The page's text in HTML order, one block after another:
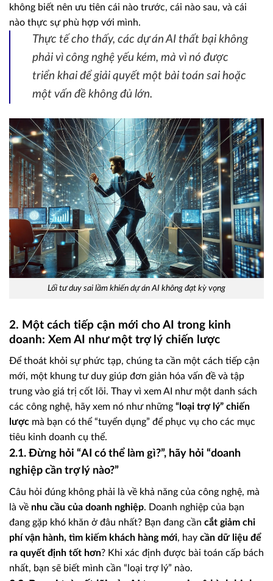
không biết nên ưu tiên cái nào trước, cái nào sau, và cái
nào thực sự phù hợp với mình.
Thực tế cho thấy, các dự án AI thất bại không
phải vì công nghệ yếu kém, mà vì nó được
triển khai để giải quyết một bài toán sai hoặc
một vấn đề không đủ lớn.
Lối tư duy sai lầm khiến dự án AI không đạt kỳ vọng
2. Một cách tiếp cận mới cho AI trong kinh
doanh: Xem AI như một trợ lý chiến lược
Để thoát khỏi sự phức tạp, chúng ta cần một cách tiếp cận
mới, một khung tư duy giúp đơn giản hóa vấn đề và tập
trung vào giá trị cốt lõi. Thay vì xem AI như một danh sách
các công nghệ, hãy xem nó như những “loại trợ lý” chiến
lược mà bạn có thể “tuyển dụng” để phục vụ cho các mục
tiêu kinh doanh cụ thể.
2.1. Đừng hỏi “AI có thể làm gì?”, hãy hỏi “doanh
nghiệp cần trợ lý nào?”
Câu hỏi đúng không phải là về khả năng của công nghệ, mà
là về nhu cầu của doanh nghiệp. Doanh nghiệp của bạn
đang gặp khó khăn ở đâu nhất? Bạn đang cần cắt giảm chi
phí vận hành, tìm kiếm khách hàng mới, hay cần dữ liệu để
ra quyết định tốt hơn? Khi xác định được bài toán cấp bách
nhất, bạn sẽ biết mình cần “loại trợ lý” nào.